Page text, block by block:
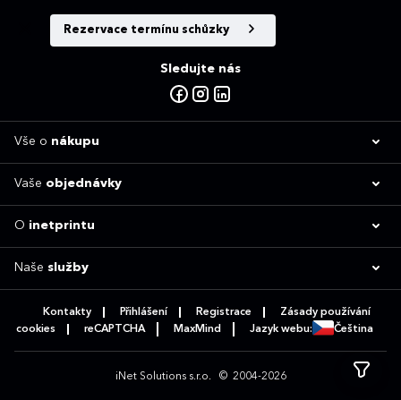
Rezervace termínu schůzky
Sledujte nás
Vše o nákupu
Vaše objednávky
O inetprintu
Naše služby
Kontakty Přihlášení Registrace
Zásady používání
cookies
reCAPTCHA MaxMind Jazyk webu: Čeština
iNet Solutions s.r.o. © 2004-2026